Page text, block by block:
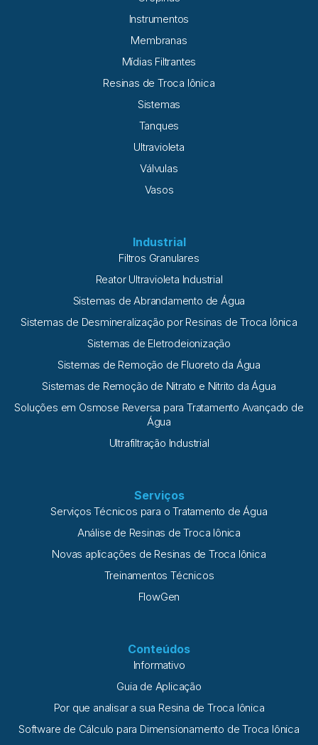
Instrumentos
Membranas
Mídias Filtrantes
Resinas de Troca Iônica
Sistemas
Tanques
Ultravioleta
Válvulas
Vasos
Industrial
Filtros Granulares
Reator Ultravioleta Industrial
Sistemas de Abrandamento de Água
Sistemas de Desmineralização por Resinas de Troca Iônica
Sistemas de Eletrodeionização
Sistemas de Remoção de Fluoreto da Água
Sistemas de Remoção de Nitrato e Nitrito da Água
Soluções em Osmose Reversa para Tratamento Avançado de
Água
Ultrafiltração Industrial
Serviços
Serviços Técnicos para o Tratamento de Água
Análise de Resinas de Troca Iônica
Novas aplicações de Resinas de Troca Iônica
Treinamentos Técnicos
FlowGen
Conteúdos
Informativo
Guia de Aplicação
Por que analisar a sua Resina de Troca Iônica
Software de Cálculo para Dimensionamento de Troca Iônica